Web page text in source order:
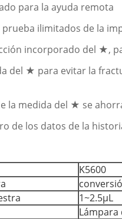
para la ayuda remota
prueba ilimitados de la
incorporado del ★,
del ★ para evitar la
la medida del ★ se
de los datos de la
K5600
1~2.5μL
Lámpara